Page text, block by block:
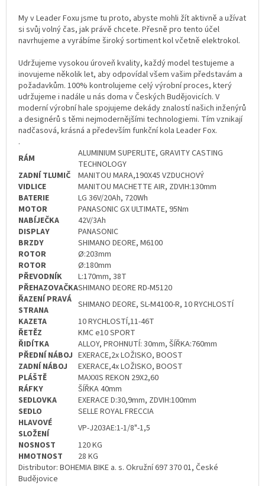
My v Leader Foxu jsme tu proto, abyste mohli žít aktivně a užívat
si svůj volný čas, jak právě chcete. Přesně pro tento účel
navrhujeme a vyrábíme široký sortiment kol včetně elektrokol.
Udržujeme vysokou úroveň kvality, každý model testujeme a
inovujeme několik let, aby odpovídal všem vašim představám a
požadavkům. 100% kontrolujeme celý výrobní proces, který
udržujeme i nadále u nás doma v Českých Budějovicích. V
moderní výrobní hale spojujeme dekády znalostí našich inženýrů
a designérů s těmi nejmodernějšími technologiemi. Tím vznikají
nadčasová, krásná a především funkční kola Leader Fox.
.
RÁM
ALUMINIUM SUPERLITE, GRAVITY CASTING
TECHNOLOGY
ZADNÍ TLUMIČ
MANITOU MARA,190X45 VZDUCHOVÝ
VIDLICE
MANITOU MACHETTE AIR, ZDVIH:130mm
BATERIE
LG 36V/20Ah, 720Wh
MOTOR
PANASONIC GX ULTIMATE, 95Nm
NABÍJEČKA
42V/3Ah
DISPLAY
PANASONIC
BRZDY
SHIMANO DEORE, M6100
ROTOR
Ø:203mm
ROTOR
Ø:180mm
PŘEVODNÍK
L:170mm, 38T
PŘEHAZOVAČKASHIMANO DEORE RD-M5120
ŘAZENÍ PRAVÁ
STRANA
SHIMANO DEORE, SL-M4100-R, 10 RYCHLOSTÍ
KAZETA
10 RYCHLOSTÍ,11-46T
ŘETĚZ
KMC e10 SPORT
ŘIDÍTKA
ALLOY, PROHNUTÍ: 30mm, ŠÍŘKA:760mm
PŘEDNÍ NÁBOJ EXERACE,2x LOŽISKO, BOOST
ZADNÍ NÁBOJ
EXERACE,4x LOŽISKO, BOOST
PLÁŠTĚ
MAXXIS REKON 29X2,60
RÁFKY
ŠÍŘKA 40mm
SEDLOVKA
EXERACE D:30,9mm, ZDVIH:100mm
SEDLO
SELLE ROYAL FRECCIA
HLAVOVÉ
SLOŽENÍ
VP-J203AE:1-1/8"-1,5
NOSNOST
120 KG
HMOTNOST
28 KG
Distributor: BOHEMIA BIKE a. s. Okružní 697 370 01, České
Budějovice